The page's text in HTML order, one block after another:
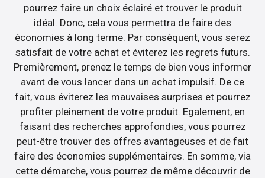
pourrez faire un choix éclairé et trouver le produit
idéal. Donc, cela vous permettra de faire des
économies à long terme. Par conséquent, vous serez
satisfait de votre achat et éviterez les regrets futurs.
Premièrement, prenez le temps de bien vous informer
avant de vous lancer dans un achat impulsif. De ce
fait, vous éviterez les mauvaises surprises et pourrez
profiter pleinement de votre produit. Egalement, en
faisant des recherches approfondies, vous pourrez
peut-être trouver des offres avantageuses et de fait
faire des économies supplémentaires. En somme, via
cette démarche, vous pourrez de même découvrir de